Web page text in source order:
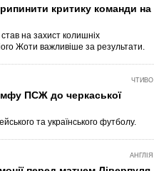
критику команди на
на захист колишніх
Жоти важливіше за результати.
ЧТИВО
ПСЖ до черкаської
та українського футболу.
АНГЛІЯ